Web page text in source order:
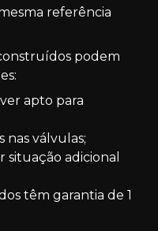
referência
podem
apto para
nas válvulas;
adicional
têm garantia de 1